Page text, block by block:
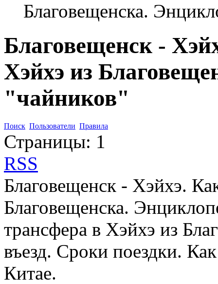
Благовещенска.
Благовещенск -
Хэйхэ из
"чайников"
Поиск Пользователи Правила
Страницы: 1
RSS
Благовещенск - Хэйхэ.
Благовещенска.
трансфера в Хэйхэ из
въезд. Сроки поездки.
Китае.